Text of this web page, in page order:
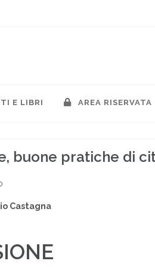
E LIBRI AREA RISERVATA
buone pratiche di
Castagna